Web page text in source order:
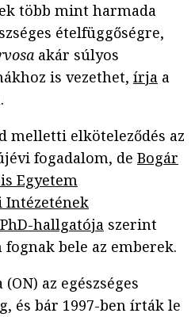
több mint harmada
ételfüggőségre,
akár súlyos
is vezethet, írja a
melletti elköteleződés az
fogadalom, de Bogár
Egyetem
Intézetének
hallgatója szerint
bele az emberek.
az egészséges
és bár 1997-ben írták le